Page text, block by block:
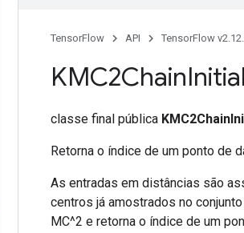
TensorFlow API TensorFlow
KMC2Chain
classe final pública
Retorna o índice de um ponto de
As entradas em distâncias são
centros já amostrados no
MC^2 e retorna o índice de um